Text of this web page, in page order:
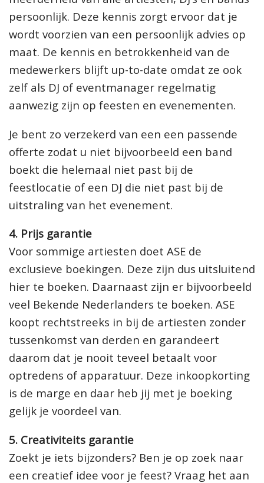
persoonlijk. Deze kennis zorgt ervoor dat je
wordt voorzien van een persoonlijk advies op
maat. De kennis en betrokkenheid van de
medewerkers blijft up-to-date omdat ze ook
zelf als DJ of eventmanager regelmatig
aanwezig zijn op feesten en evenementen.
Je bent zo verzekerd van een een passende
offerte zodat u niet bijvoorbeeld een band
boekt die helemaal niet past bij de
feestlocatie of een DJ die niet past bij de
uitstraling van het evenement.
4. Prijs garantie
Voor sommige artiesten doet ASE de
exclusieve boekingen. Deze zijn dus uitsluitend
hier te boeken. Daarnaast zijn er bijvoorbeeld
veel Bekende Nederlanders te boeken. ASE
koopt rechtstreeks in bij de artiesten zonder
tussenkomst van derden en garandeert
daarom dat je nooit teveel betaalt voor
optredens of apparatuur. Deze inkoopkorting
is de marge en daar heb jij met je boeking
gelijk je voordeel van.
5. Creativiteits garantie
Zoekt je iets bijzonders? Ben je op zoek naar
een creatief idee voor je feest? Vraag het aan